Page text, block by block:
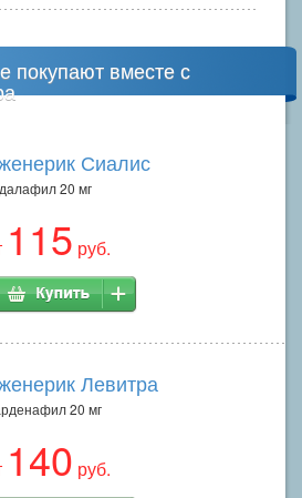
покупают вместе с
Сиалис
20 мг
115 руб.
Левитра
20 мг
140 руб.